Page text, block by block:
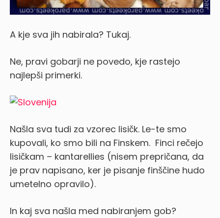
A kje sva jih nabirala? Tukaj.
Ne, pravi gobarji ne povedo, kje rastejo
najlepši primerki.
Našla sva tudi za vzorec lisičk. Le-te smo
kupovali, ko smo bili na Finskem. Finci rečejo
lisičkam – kantarellies (nisem prepričana, da
je prav napisano, ker je pisanje finščine hudo
umetelno opravilo).
In kaj sva našla med nabiranjem gob?